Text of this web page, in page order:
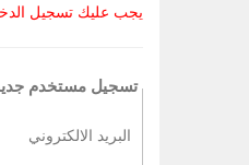
يجب عليك تسجيل
تسجيل مستخدم
البريد الالكتروني